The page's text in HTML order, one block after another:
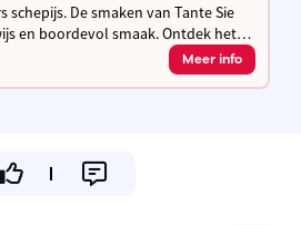
van Tante Sie
en boordevol smaak. Ontdek het
diner style salon met grote tuin
Meer info